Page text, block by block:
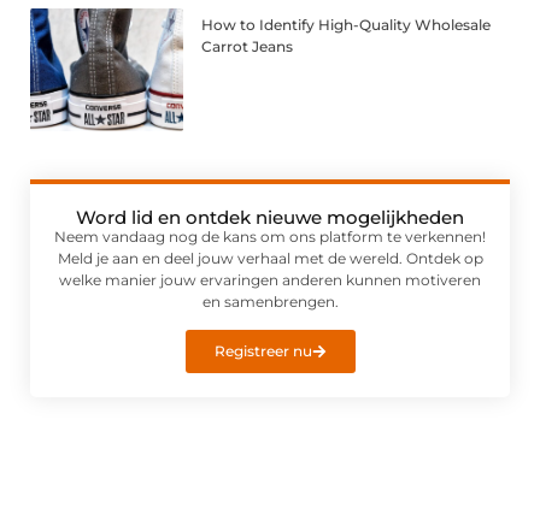
How to Identify High-Quality Wholesale
Carrot Jeans
Word lid en ontdek nieuwe mogelijkheden
Neem vandaag nog de kans om ons platform te verkennen!
Meld je aan en deel jouw verhaal met de wereld. Ontdek op
welke manier jouw ervaringen anderen kunnen motiveren
en samenbrengen.
Registreer nu